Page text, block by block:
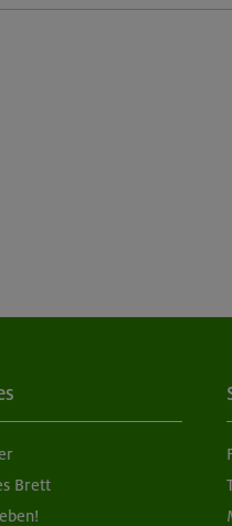
Brett